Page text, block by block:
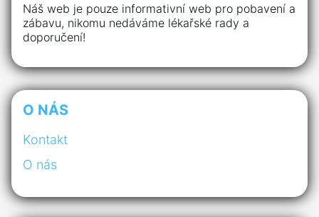
Náš web je pouze informativní web pro pobavení a
zábavu, nikomu nedáváme lékařské rady a
doporučení!
O NÁS
Kontakt
O nás